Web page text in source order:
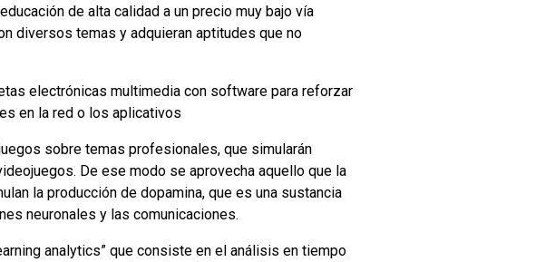
de alta calidad a un precio muy bajo vía
diversos temas y adquieran aptitudes que no
electrónicas multimedia con software para reforzar
en la red o los aplicativos
sobre temas profesionales, que simularán
De ese modo se aprovecha aquello que la
la producción de dopamina, que es una sustancia
neuronales y las comunicaciones.
analytics” que consiste en el análisis en tiempo